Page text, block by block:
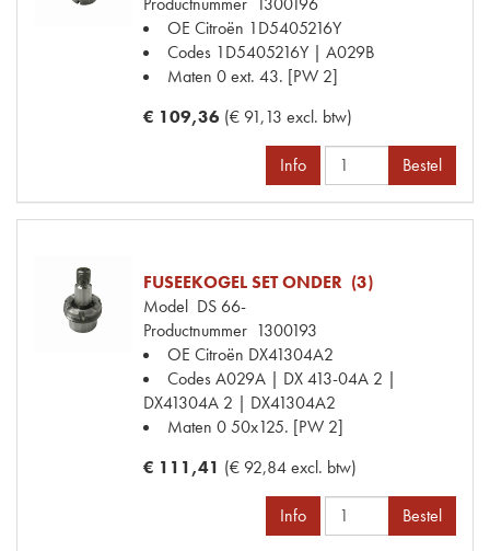
OE Citroën 1D5405216Y
Codes 1D5405216Y | A029B
Maten 0 ext. 43. [PW 2]
€ 109,36 (€ 91,13 excl. btw)
Info Bestel
FUSEEKOGEL SET ONDER (3)
Model DS 66-
Productnummer 1300193
OE Citroën DX41304A2
CodesA029A | DX 413-04A 2 |
DX41304A 2 | DX41304A2
Maten 0 50x125. [PW 2]
€ 111,41 (€ 92,84 excl. btw)
Info Bestel